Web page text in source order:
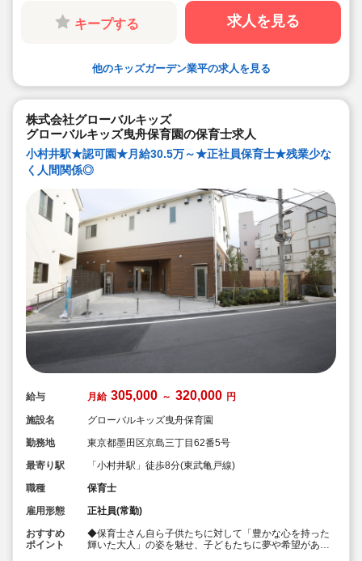
◇宿舎借り上げ制度利用可能です。（同居の宿舎借り上
げも相談出来ます！）
◇引っ越し代補助あり。
丈夫。得意な保育を活かしてください。
す。先生たち一人ひとりの個性を存分に発揮できる保育
園です！
キープする 求人を見る
他のキッズガーデン業平の求人を見る
株式会社グローバルキッズ
グローバルキッズ曳舟保育園の保育士求人
小村井駅★認可園★月給30.5万～★正社員保育士★残業少な
く人間関係◎
給与 月給 305,000 ～ 320,000 円
施設名
グローバルキッズ曳舟保育園
勤務地
東京都墨田区京島三丁目62番5号
最寄り駅
「小村井駅」徒歩8分(東武亀戸線)
職種
保育士
雇用形態
正社員(常勤)
おすすめ
ポイント
◆保育士さん自ら子供たちに対して「豊かな心を持った
輝いた大人」の姿を魅せ、子どもたちに夢や希望がある